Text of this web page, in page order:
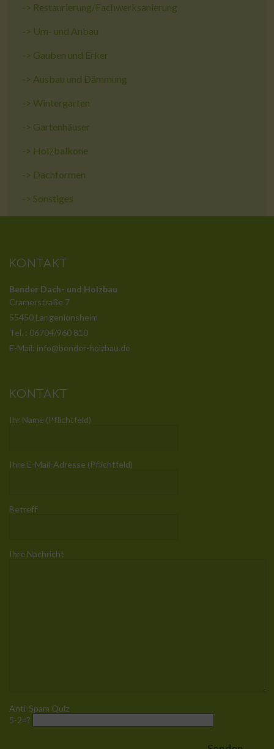
-> Restaurierung/Fachwerksanierung
-> Um- und Anbau
-> Gauben und Erker
-> Ausbau und Dämmung
->Wintergarten
-> Gartenhäuser
-> Holzbalkone
-> Dachformen
-> Sonstiges
KONTAKT
Bender Dach- und Holzbau
Cramerstraße 7
55450 Langenlonsheim
Tel. : 06704/960 810
E-Mail: info@bender-holzbau.de
KONTAKT
Ihr Name (Pflichtfeld)
Ihre E-Mail-Adresse (Pflichtfeld)
Betreff
Ihre Nachricht
Anti-Spam Quiz
5-2=?